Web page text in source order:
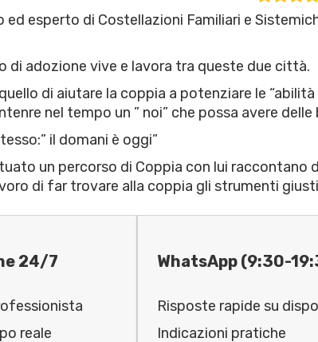
ed esperto di Costellazioni Familiari e
di adozione vive e lavora tra queste due città.
di aiutare la coppia a potenziare le
nel tempo un ” noi” che possa avere
il domani è oggi”
un percorso di Coppia con lui raccontano
di far trovare alla coppia gli strumenti
24/7
reale
WhatsApp (9:30-
Risposte rapide su
Indicazioni pratiche